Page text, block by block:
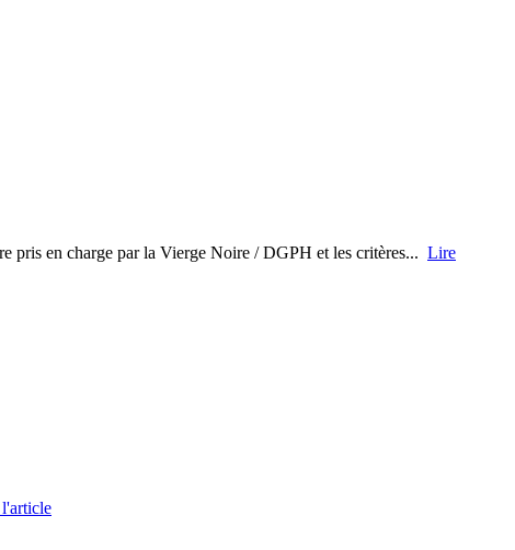
pris en charge par la Vierge Noire / DGPH et les critères... Lire